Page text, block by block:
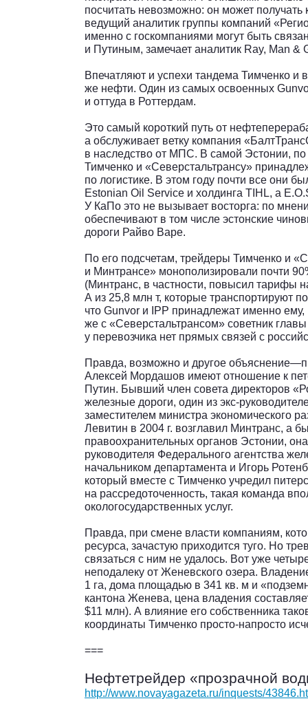
посчитать невозможно: он может
ведущий аналитик группы компаний
именно с госкомпаниями могут быть
и Путиным, замечает аналитик Ray, Man
Впечатляют и успехи тандема Тимченко и
же нефти. Один из самых освоенных
и оттуда в Роттердам.
Это самый короткий путь от
а обслуживает ветку компания
в наследство от МПС. В самой Эстонии,
Тимченко и «Северстальтрансу»
по логистике. В этом году почти все они
Estonian Oil Service и холдинга TIHL, a
У КаПо это не вызывает восторга: по
обеспечивают в том числе эстонские
дороги Райво Варе.
По его подсчетам, трейдеры Тимченко и
и Минтрансе» монополизировали почти
(Минтранс, в частности, повысил тарифы
А из 25,8 млн т, которые транспортируют
что Gunvor и IPP принадлежат именно
же с «Северстальтрансом» советник
у перевозчика нет прямых связей с
Правда, возможно и другое
Алексей Мордашов имеют отношение к
Путин. Бывший член совета директоров
железные дороги, один из экс-
заместителем министра экономического
Левитин в 2004 г. возглавил Минтранс, а
правоохранительных органов Эстонии,
руководителя Федерального агентства
начальником департамента и Игорь
который вместе с Тимченко учредил
на рассредоточенность, такая команда
окологосударственных услуг.
Правда, при смене власти компаниям,
ресурса, зачастую приходится туго. Но
связаться с ним не удалось. Вот уже
неподалеку от Женевского озера.
1 га, дома площадью в 341 кв. м и
кантона Женева, цена владения
$11 млн). А влияние его собственника
координаты Тимченко просто-напросто
===
Нефтетрейдер «прозрачной
http://www.novayagazeta.ru/inquests/